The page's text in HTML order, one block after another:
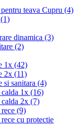
teava Cupru (4)
(1)
dinamica (3)
(2)
1x (42)
2x (11)
si sanitara (4)
calda 1x (16)
calda 2x (7)
(9)
cu protectie